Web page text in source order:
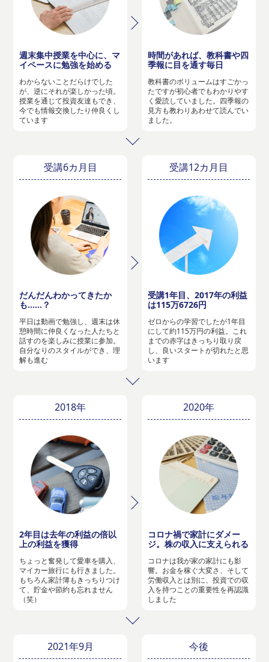
週末集中授業を中心に、マ
イペースに勉強を始める
わからないことだらけでした
が、逆にそれが楽しかった頃。
授業を通じて投資友達もでき、
今でも情報交換したり仲良くし
ています
時間があれば、教科書や四
季報に目を通す毎日
教科書のボリュームはすごかっ
たですが初心者でもわかりやす
く愛読していました。四季報の
見方も教わりあわせて読んでい
ました。
受講6カ月目
だんだんわかってきたか
も……？
平日は動画で勉強し、週末は休
憩時間に仲良くなった人たちと
話すのを楽しみに授業に参加。
自分なりのスタイルができ、理
解も進む
受講12カ月目
受講1年目、2017年の利益
は115万6726円
ゼロからの学習でしたが1年目
にして約115万円の利益。これ
までの赤字はきっちり取り戻
し、良いスタートが切れたと思
います
2018年
2年目は去年の利益の倍以
上の利益を獲得
ちょっと奮発して愛車を購入、
マイカー旅行にも行きました。
もちろん家計簿もきっちりつけ
て、貯金や節約も忘れません
（笑）
2020年
コロナ禍で家計にダメー
ジ。株の収入に支えられる
コロナは我が家の家計にも影
響。お金を稼ぐ大変さ、そして
労働収入とは別に、投資での収
入を持つことの重要性を再認識
しました
2021年9月 今後